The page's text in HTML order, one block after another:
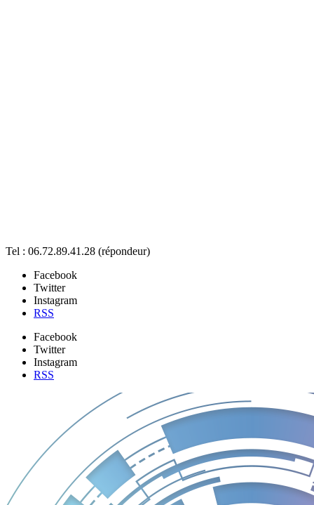
Tel : 06.72.89.41.28 (répondeur)
Facebook
Twitter
Instagram
RSS
Facebook
Twitter
Instagram
RSS